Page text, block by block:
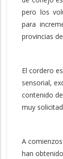
pero los
para
provincias
El cordero
sensorial,
contenido
muy
A
han